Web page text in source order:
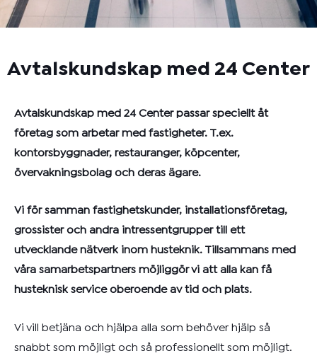
Avtalskundskap med 24 Center
Avtalskundskap med 24 Center passar speciellt åt
företag som arbetar med fastigheter. T.ex.
kontorsbyggnader, restauranger, köpcenter,
övervakningsbolag och deras ägare.
Vi för samman fastighetskunder, installationsföretag,
grossister och andra intressentgrupper till ett
utvecklande nätverk inom husteknik. Tillsammans med
våra samarbetspartners möjliggör vi att alla kan få
husteknisk service oberoende av tid och plats.
Vi vill betjäna och hjälpa alla som behöver hjälp så
snabbt som möjligt och så professionellt som möjligt.